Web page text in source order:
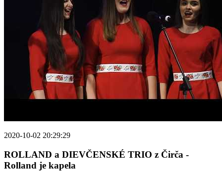
2020-10-02 20:29:29
ROLLAND a DIEVČENSKÉ TRIO z Čirča -
Rolland je kapela